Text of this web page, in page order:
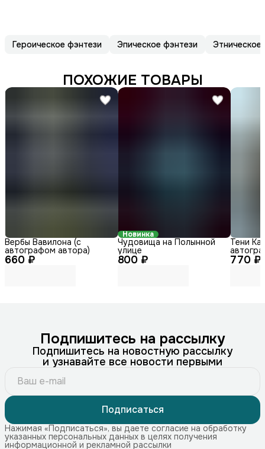
Героическое фэнтези Эпическое фэнтези Этническое
ПОХОЖИЕ ТОВАРЫ
660 ₽
Вербы Вавилона (с
автографом автора)
Новинка
800 ₽
Чудовища на Полынной
улице
770 ₽
Тени
Подпишитесь на рассылку
Подпишитесь на новостную рассылку
и узнавайте все новости первыми
Подписаться
Нажимая «Подписаться», вы даете согласие на обработку
указанных персональных данных в целях получения
информационной и рекламной рассылки